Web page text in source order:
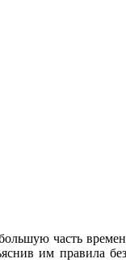
часть
им правила